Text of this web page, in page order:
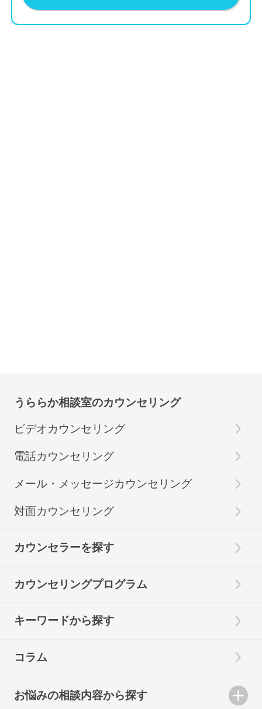
うららか相談室のカウンセリング
ビデオカウンセリング
電話カウンセリング
メール・メッセージカウンセリング
対面カウンセリング
カウンセラーを探す
カウンセリングプログラム
キーワードから探す
コラム
お悩みの相談内容から探す